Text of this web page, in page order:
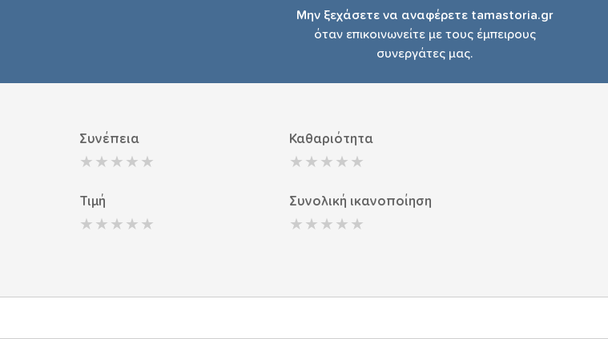
Μην ξεχάσετε να αναφέρετε tamastoria.gr
όταν επικοινωνείτε με τους έμπειρους
συνεργάτες μας.
Συνέπεια Καθαριότητα
Τιμή Συνολική ικανοποίηση